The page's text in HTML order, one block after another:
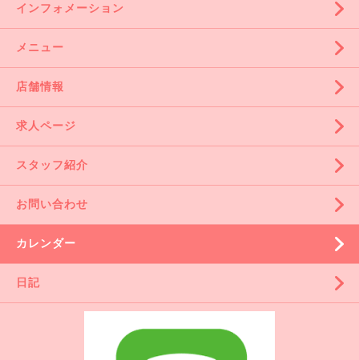
インフォメーション
メニュー
店舗情報
求人ページ
スタッフ紹介
お問い合わせ
カレンダー
日記